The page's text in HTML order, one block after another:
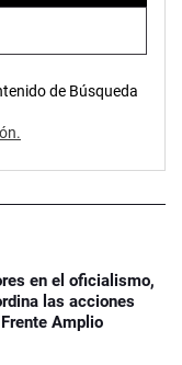
de Búsqueda
en el oficialismo,
las acciones
Amplio